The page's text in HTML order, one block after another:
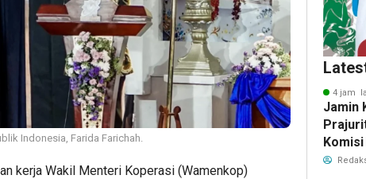
Indonesia, Farida Farichah.
kerja Wakil Menteri Koperasi (Wamenkop)
4 jam
Jamin
Komisi
Tukin